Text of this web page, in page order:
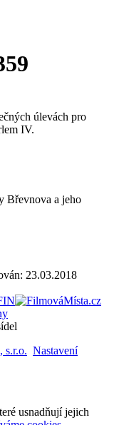
úlevách pro
IV.
Břevnova a jeho
23.03.2018
s.r.o. Nastavení
usnadňují jejich